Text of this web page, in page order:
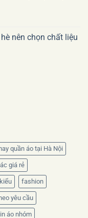
nên chọn chất liệu
quần áo tại Hà Nội
giá rẻ
fashion
yêu cầu
in áo nhóm